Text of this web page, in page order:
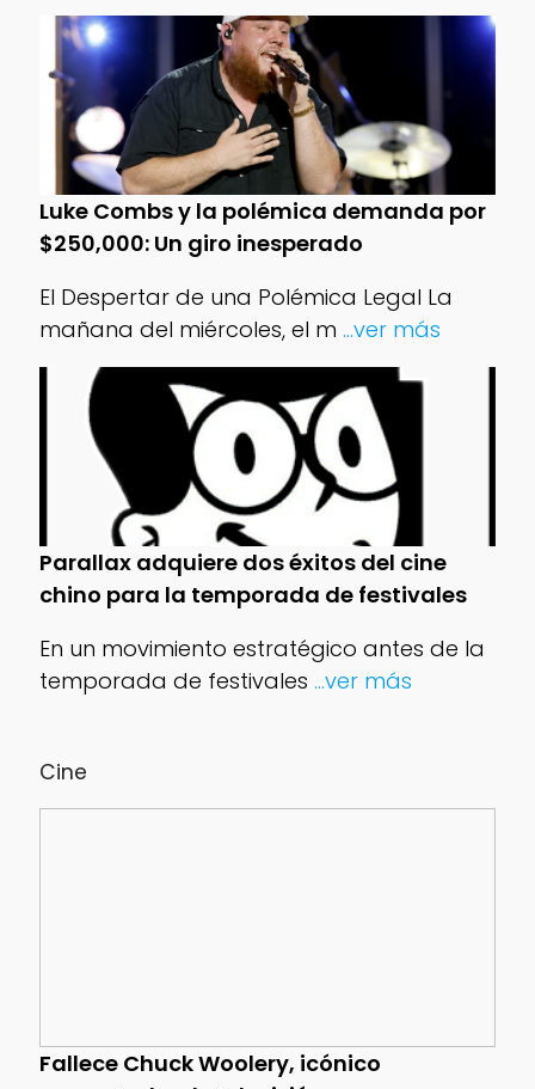
Cine
Fallece Chuck Woolery, icónico
Luke Combs y la polémica demanda por
$250,000: Un giro inesperado
El Despertar de una Polémica Legal La
mañana del miércoles, el m ...ver más
Parallax adquiere dos éxitos del cine
chino para la temporada de festivales
En un movimiento estratégico antes de la
temporada de festivales ...ver más